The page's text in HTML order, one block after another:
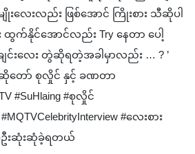
လေးလည်း ဖြစ်အောင် ကြိုးစား သီဆိုပါ
ထွက်နိုင်အောင်လည်း Try နေတာ ပေါ့
ျင်းလေး တွဲဆိုရတဲ့အခါမှာလည်း … ? ’
ဆိုတော် စုလှိုင် နှင့် ခဏတာ
#SuHlaing #စုလှိုင်
#လေးစား
ဦးဆုံးဆုံခဲ့ရတယ်